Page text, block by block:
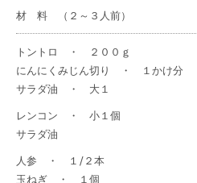
材 料 （２～３人前）
トントロ ・ ２００ｇ
にんにくみじん切り ・ １かけ分
サラダ油 ・ 大１
レンコン ・ 小１個
サラダ油
人参 ・ １/２本
玉ねぎ ・ １個